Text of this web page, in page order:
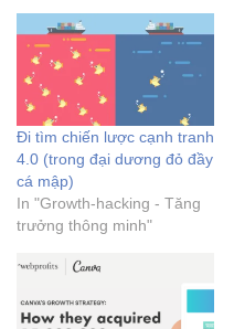
Đi tìm chiến lược cạnh tranh
4.0 (trong đại dương đỏ đầy
cá mập)
In "Growth-hacking - Tăng
trưởng thông minh"